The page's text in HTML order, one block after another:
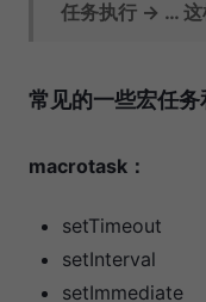
任务执行 -> …
常见的一些宏任务
macrotask：
setTimeout
setInterval
setImmediate